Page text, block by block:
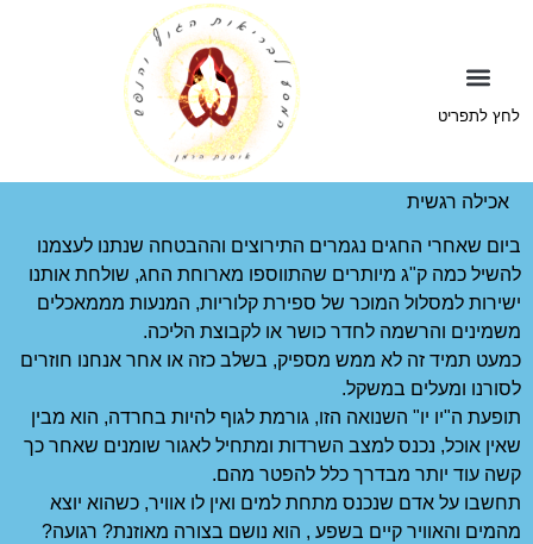
לחץ לתפריט
אכילה רגשית
ביום שאחרי החגים נגמרים התירוצים וההבטחה שנתנו לעצמנו
להשיל כמה ק"ג מיותרים שהתווספו מארוחת החג, שולחת אותנו
ישירות למסלול המוכר של ספירת קלוריות, המנעות מממאכלים
משמינים והרשמה לחדר כושר או לקבוצת הליכה.
כמעט תמיד זה לא ממש מספיק, בשלב כזה או אחר אנחנו חוזרים
לסורנו ומעלים במשקל.
תופעת ה"יו יו" השנואה הזו, גורמת לגוף להיות בחרדה, הוא מבין
שאין אוכל, נכנס למצב השרדות ומתחיל לאגור שומנים שאחר כך
קשה עוד יותר מבדרך כלל להפטר מהם.
תחשבו על אדם שנכנס מתחת למים ואין לו אוויר, כשהוא יוצא
מהמים והאוויר קיים בשפע , הוא נושם בצורה מאוזנת? רגועה?